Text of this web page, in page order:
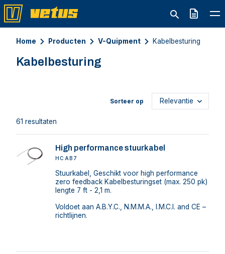
Offerte
Home Producten V-Quipment Kabelbesturing
Kabelbesturing
61 resultaten
Sorteer op
High performance stuurkabel
HCAB7
Stuurkabel, Geschikt voor high performance
zero feedback Kabelbesturingset (max. 250 pk)
lengte 7 ft - 2,1 m.
Voldoet aan A.B.Y.C., N.M.M.A., I.M.C.I. and CE –
richtlijnen.